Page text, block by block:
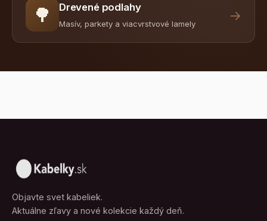
🌳 Drevené podlahy
Masív, parkety a viacvrstvové lamely
→
Objavte svet kabeliek.
Aktuálne zľavy a nové kolekcie každý deň.